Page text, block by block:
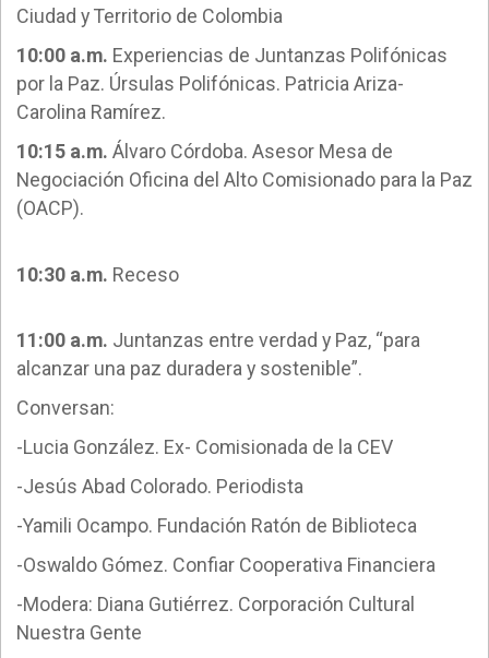
Ciudad y Territorio de Colombia
10:00 a.m. Experiencias de Juntanzas Polifónicas
por la Paz. Úrsulas Polifónicas. Patricia Ariza-
Carolina Ramírez.
10:15 a.m. Álvaro Córdoba. Asesor Mesa de
Negociación Oficina del Alto Comisionado para la Paz
(OACP).
10:30 a.m. Receso
11:00 a.m. Juntanzas entre verdad y Paz, “para
alcanzar una paz duradera y sostenible”.
Conversan:
-Lucia González. Ex- Comisionada de la CEV
-Jesús Abad Colorado. Periodista
-Yamili Ocampo. Fundación Ratón de Biblioteca
-Oswaldo Gómez. Confiar Cooperativa Financiera
-Modera: Diana Gutiérrez. Corporación Cultural
Nuestra Gente